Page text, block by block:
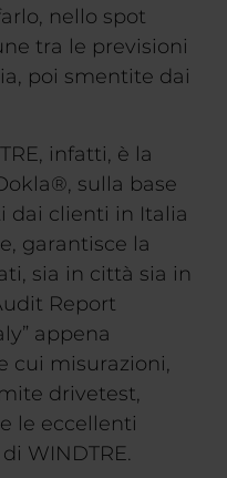
nello spot
tra le previsioni
poi smentite dai
infatti, è la
sulla base
dai clienti in Italia
garantisce la
sia in città sia in
Report
appena
cui misurazioni,
drivetest,
le eccellenti
WINDTRE.